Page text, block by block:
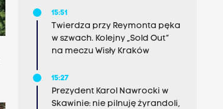
15:51
Twierdza przy Reymonta pęka
w szwach. Kolejny „Sold Out”
na meczu Wisły Kraków
15:27
Prezydent Karol Nawrocki w
Skawinie: nie pilnuję żyrandoli,